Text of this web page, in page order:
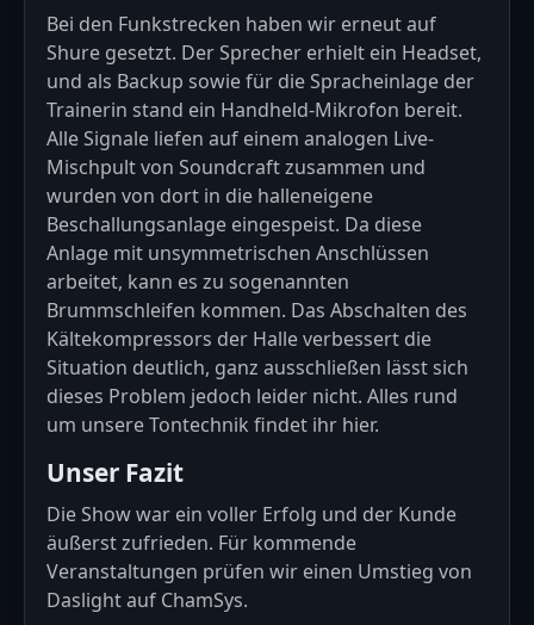
Bei den Funkstrecken haben wir erneut auf
Shure gesetzt. Der Sprecher erhielt ein Headset,
und als Backup sowie für die Spracheinlage der
Trainerin stand ein Handheld-Mikrofon bereit.
Alle Signale liefen auf einem analogen Live-
Mischpult von Soundcraft zusammen und
wurden von dort in die halleneigene
Beschallungsanlage eingespeist. Da diese
Anlage mit unsymmetrischen Anschlüssen
arbeitet, kann es zu sogenannten
Brummschleifen kommen. Das Abschalten des
Kältekompressors der Halle verbessert die
Situation deutlich, ganz ausschließen lässt sich
dieses Problem jedoch leider nicht. Alles rund
um unsere Tontechnik findet ihr hier.
Unser Fazit
Die Show war ein voller Erfolg und der Kunde
äußerst zufrieden. Für kommende
Veranstaltungen prüfen wir einen Umstieg von
Daslight auf ChamSys.